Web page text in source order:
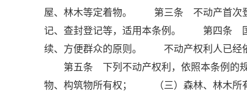
屋、林木等定着物。 第三条 不动产首次登
记、查封登记等，适用本条例。 第四条
续、方便群众的原则。 不动产权利人已经依
第五条 下列不动产权利，依照本条例
物、构筑物所有权； （三）森林、林木